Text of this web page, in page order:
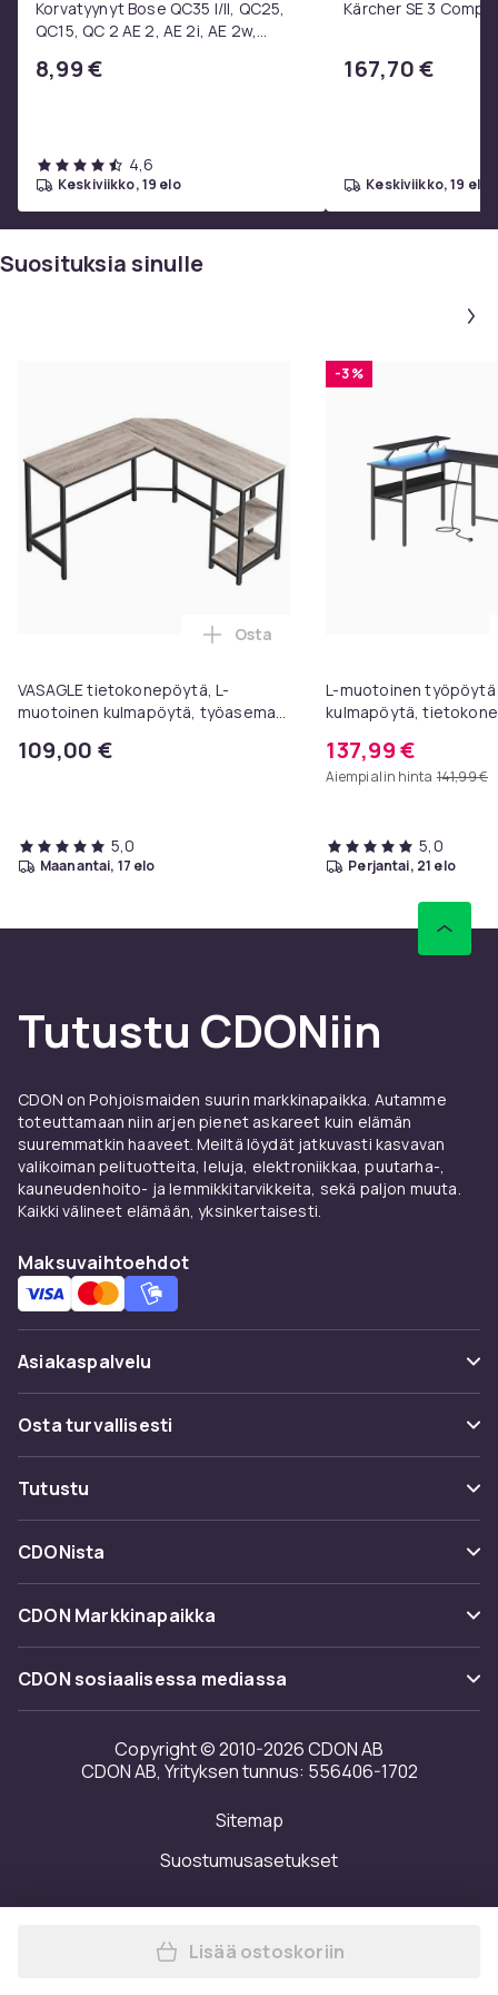
Korvatyynyt Bose QC35 I/II, QC25,
QC15, QC 2 AE 2, AE 2i, AE 2w,
8,99 €
4,6
keskiviikko, 19 elo
Kärcher SE 3
167,70 €
keskiviikko, 19 elo
Suosituksia sinulle
VASAGLE tietokonepöytä, L-
muotoinen kulmapöytä, työasema
109,00 €
Lisää VASAGLE
Osta
5,0
maanantai, 17 elo
-3 %
L-muotoinen
kulmapöytä,
pelipöytä, 2 laatikkoa,
porttia, helppo koota,
137,99 €
Aiempi alin hinta 141,99 €
5,0
perjantai, 21 elo
Tutustu CDONiin
CDON on Pohjoismaiden suurin markkinapaikka. Autamme
toteuttamaan niin arjen pienet askareet kuin elämän
suuremmatkin haaveet. Meiltä löydät jatkuvasti kasvavan
valikoiman pelituotteita, leluja, elektroniikkaa, puutarha-,
kauneudenhoito- ja lemmikkitarvikkeita, sekä paljon muuta.
Kaikki välineet elämään, yksinkertaisesti.
Maksuvaihtoehdot
Asiakaspalvelu
Usein kysyttyä (UKK)
Seuraa pakettia
Ota yhteyttä
Osta turvallisesti
Maksuvaihtoehdot
Toimitus
Takaisinvedot
Tutustu
Kategoriat
Tuotemerkit
CDONista
Tietoa meistä
Asiakasarvionnit
Investor relations
Saavutettavuusseloste
CDON Markkinapaikka
Merchant Help Center
CDON sosiaalisessa mediassa
Copyright © 2010-2026 CDON AB
CDON AB, Yrityksen tunnus: 556406-1702
Sitemap
Suostumusasetukset
Lisää Tietokonepöytä, L-
Lisää ostoskoriin